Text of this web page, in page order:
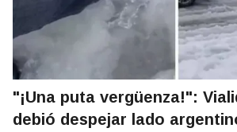
"¡Una puta vergüenza!":
debió despejar lado